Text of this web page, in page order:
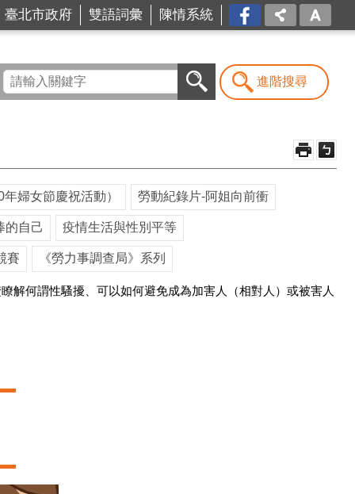
臺北市政府 雙語詞彙 陳情系統
台北
市商
我是
商Ya
人
進階搜尋
婦女節慶祝活動） 勞動紀錄片-阿姐向前衝
的自己 疫情生活與性別平等
賽 《勞力事調查局》系列
解何謂性騷擾、可以如何避免成為加害人（相對人）或被害人